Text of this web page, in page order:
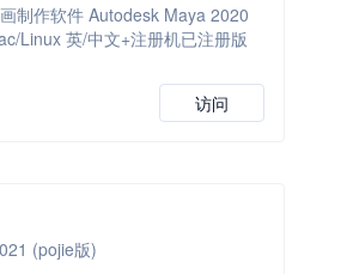
制作软件 Autodesk Maya 2020
Linux 英/中文+注册机已注册版
访问
(pojie版)